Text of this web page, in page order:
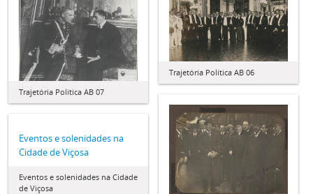
Trajetória Política AB 06
Trajetória Política AB 07
Eventos e solenidades na
Cidade de Viçosa
Eventos e solenidades na Cidade
de Viçosa